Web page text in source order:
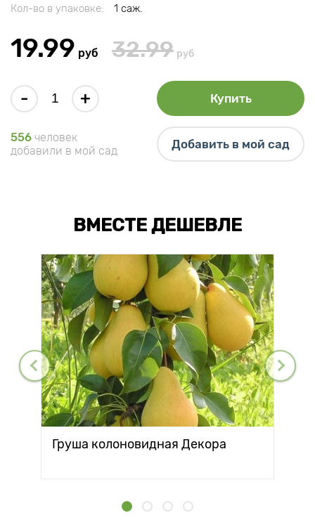
Кол-во в упаковке:
1 саж.
19.99 руб 32.99 руб
- + Купить
556 человек
добавили в мой сад
Добавить в мой сад
ВМЕСТЕ ДЕШЕВЛЕ
Груша колоновидная Декора